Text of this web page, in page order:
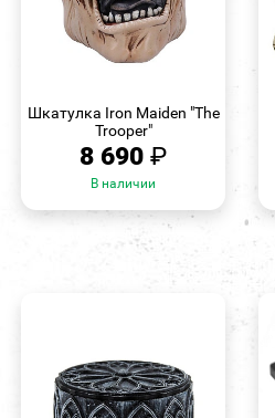
Шкатулка Iron Maiden "The
Trooper"
8 690 ₽
В наличии